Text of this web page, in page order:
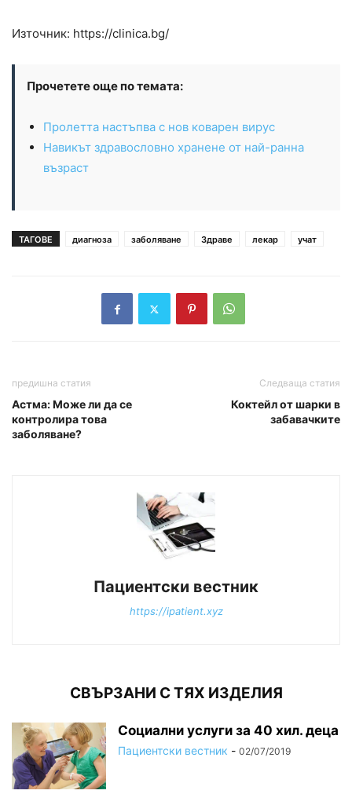
Източник: https://clinica.bg/
Прочетете още по темата:
Пролетта настъпва с нов коварен вирус
Навикът здравословно хранене от най-ранна
възраст
ТАГОВЕ диагноза заболяване Здраве лекар учат
предишна статия
Астма: Може ли да се
контролира това
заболяване?
Следваща статия
Коктейл от шарки в
забавачките
Пациентски вестник
https://ipatient.xyz
СВЪРЗАНИ С ТЯХ ИЗДЕЛИЯ
Социални услуги за 40 хил. деца
Пациентски вестник - 02/07/2019